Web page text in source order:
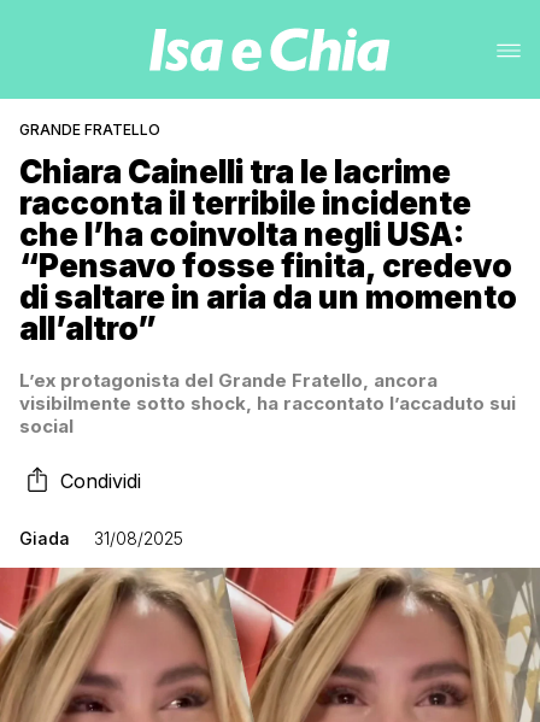
GRANDE FRATELLO
Chiara Cainelli tra le lacrime
racconta il terribile incidente
che l’ha coinvolta negli USA:
“Pensavo fosse finita, credevo
di saltare in aria da un momento
all’altro”
L’ex protagonista del Grande Fratello, ancora
visibilmente sotto shock, ha raccontato l’accaduto sui
social
Condividi
Giada 31/08/2025